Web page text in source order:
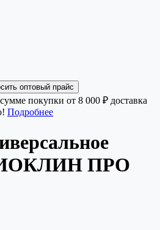
оптовый прайс
покупки от 8 000 ₽ доставка
Подробнее
ПРО